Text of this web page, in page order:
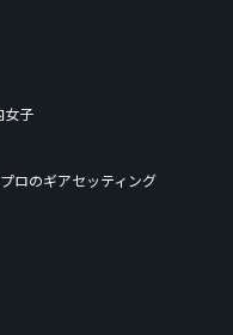
女子
ロのギアセッティング